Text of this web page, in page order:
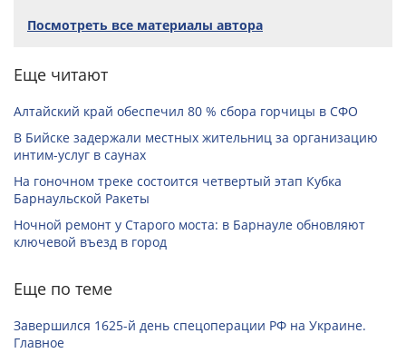
Посмотреть все материалы автора
Еще читают
Алтайский край обеспечил 80 % сбора горчицы в СФО
В Бийске задержали местных жительниц за организацию
интим-услуг в саунах
На гоночном треке состоится четвертый этап Кубка
Барнаульской Ракеты
Ночной ремонт у Старого моста: в Барнауле обновляют
ключевой въезд в город
Еще по теме
Завершился 1625-й день спецоперации РФ на Украине.
Главное